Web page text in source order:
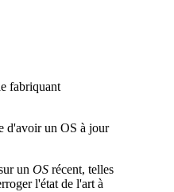
fabriquant
d'avoir un OS à jour
un OS récent, telles
l'état de l'art à